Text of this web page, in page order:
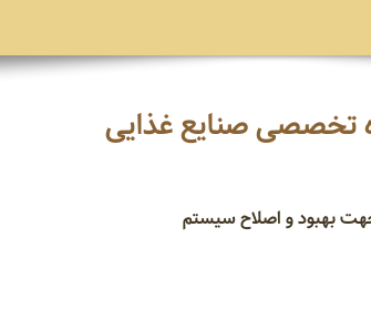
تخصصی صنایع غذایی
بهبود و اصلاح سیستم